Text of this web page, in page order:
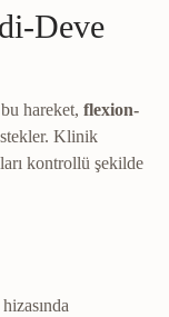
Deve
hareket, flexion-
Klinik
kontrollü şekilde